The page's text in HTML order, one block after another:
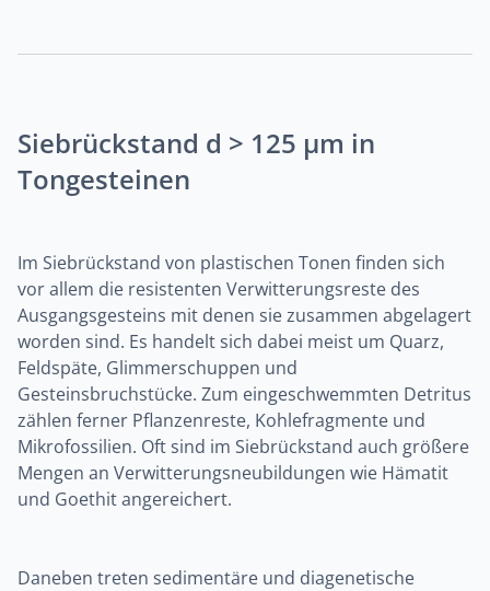
Siebrückstand d > 125 µm in
Tongesteinen
Im Siebrückstand von plastischen Tonen finden sich
vor allem die resistenten Verwitterungsreste des
Ausgangsgesteins mit denen sie zusammen abgelagert
worden sind. Es handelt sich dabei meist um Quarz,
Feldspäte, Glimmerschuppen und
Gesteinsbruchstücke. Zum eingeschwemmten Detritus
zählen ferner Pflanzenreste, Kohlefragmente und
Mikrofossilien. Oft sind im Siebrückstand auch größere
Mengen an Verwitterungsneubildungen wie Hämatit
und Goethit angereichert.
Daneben treten sedimentäre und diagenetische